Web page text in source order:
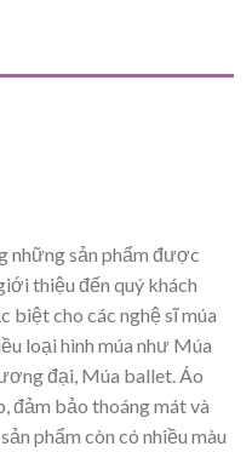
những sản phẩm được
thiệu đến quý khách
biệt cho các nghệ sĩ múa
loại hình múa như Múa
đại, Múa ballet. Áo
đảm bảo thoáng mát và
phẩm còn có nhiều màu